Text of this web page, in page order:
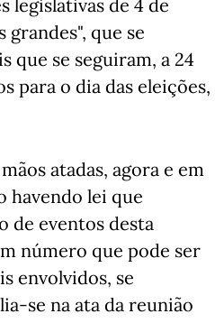
legislativas de 4 de
que se
que se seguiram, a 24
para o dia das eleições,
atadas, agora e em
havendo lei que
de eventos desta
número que pode ser
envolvidos, se
se na ata da reunião